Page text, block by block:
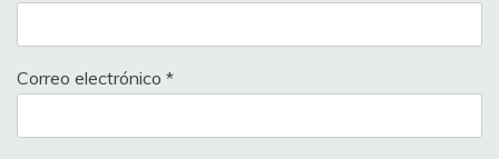
Correo electrónico *